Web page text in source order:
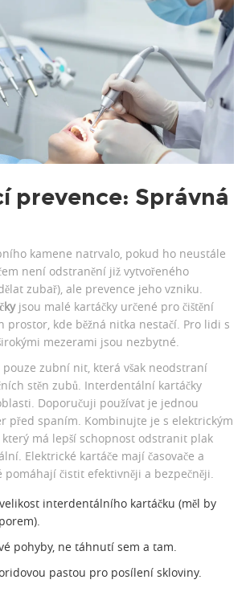
prevence: Správná
kamene natrvalo, pokud ho neustále
není odstranění již vytvořeného
zubař), ale prevence jeho vzniku.
jsou malé kartáčky určené pro čištění
prostor, kde běžná nitka nestačí. Pro lidi s
mezerami jsou nezbytné.
zubní nit, která však neodstraní
stěn zubů. Interdentální kartáčky
Doporučuji používat je jednou
před spaním. Kombinujte je s elektrickým
má lepší schopnost odstranit plak
Elektrické kartáče mají časovače a
pomáhají čistit efektivněji a bezpečněji.
interdentálního kartáčku (měl by
pohyby, ne táhnutí sem a tam.
pastou pro posílení skloviny.